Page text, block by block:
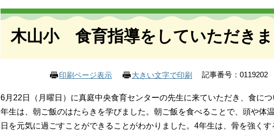
本
木山小 食育指導をしていただき
印刷ページ表示 大きい文字で印刷 記事番号：0119202
6月22日（月曜日）に真庭中央食育センターの先生に来ていただき、食に
年生は、朝ご飯のはたらきを学びました。朝ご飯を食べることで、頭や体
日を元気に過ごすことができることがわかりました。4年生は、骨を強く